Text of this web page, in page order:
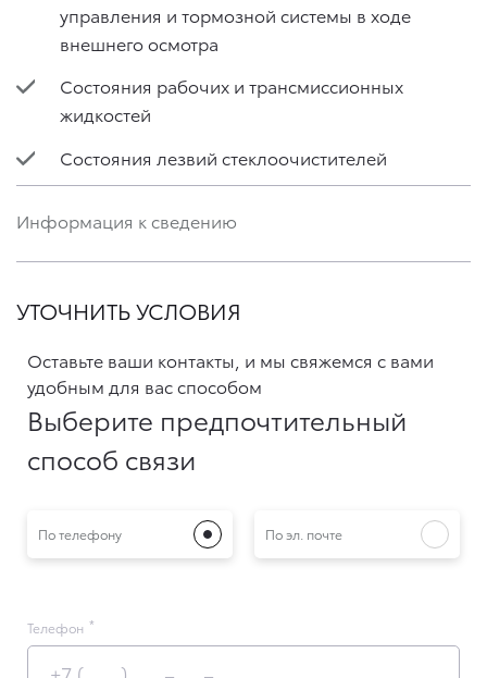
управления и тормозной системы в ходе
внешнего осмотра
Состояния рабочих и трансмиссионных
жидкостей
Состояния лезвий стеклоочистителей
Информация к сведению
УТОЧНИТЬ УСЛОВИЯ
Оставьте ваши контакты, и мы свяжемся с вами
удобным для вас способом
Выберите предпочтительный
способ связи
По телефону По эл. почте
Телефон